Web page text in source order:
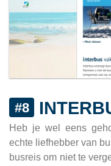
#8
Heb je wel eens
echte liefhebber van
busreis om niet te